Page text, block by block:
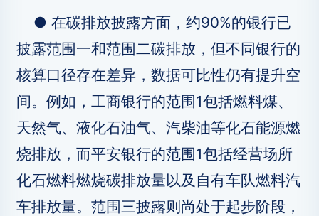
● 在碳排放披露方面，约90%的银行已
披露范围一和范围二碳排放，但不同银行的
核算口径存在差异，数据可比性仍有提升空
间。例如，工商银行的范围1包括燃料煤、
天然气、液化石油气、汽柴油等化石能源燃
烧排放，而平安银行的范围1包括经营场所
化石燃料燃烧碳排放量以及自有车队燃料汽
车排放量。范围三披露则尚处于起步阶段，